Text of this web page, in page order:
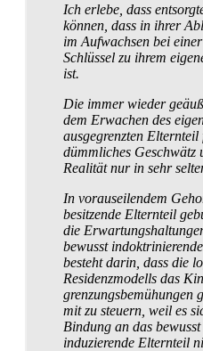
Ich erlebe, dass
können, dass in ihrer
im Aufwachsen bei
Schlüssel zu ihrem
ist.
Die immer wieder
dem Erwachen des
ausgegrenzten
dümmliches Geschwätz
Realität nur in sehr
In vorauseilendem
besitzende Elternteil
die
bewusst
besteht darin, dass die
Residenz­modells das
grenzungs­bemühungen
mit zu steuern, weil es
Bindung an das
induzierende Elternteil